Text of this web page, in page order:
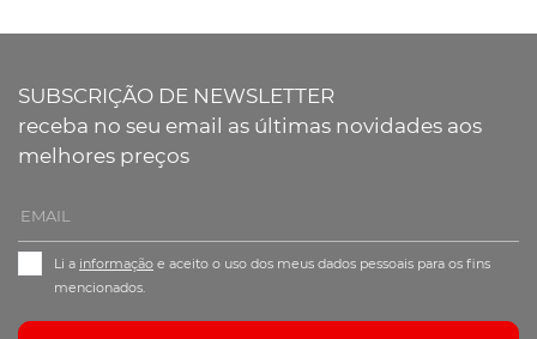
SUBSCRIÇÃO DE NEWSLETTER
receba no seu email as últimas novidades aos
melhores preços
Li a informação e aceito o uso dos meus dados pessoais para os fins
mencionados.